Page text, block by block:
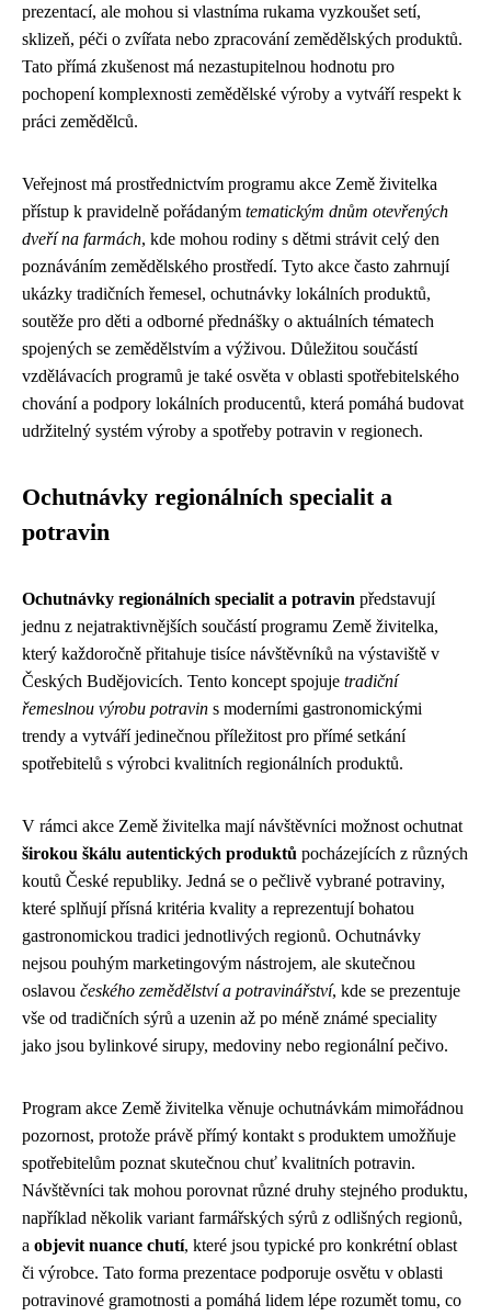
prezentací, ale mohou si vlastníma rukama vyzkoušet setí,
sklizeň, péči o zvířata nebo zpracování zemědělských produktů.
Tato přímá zkušenost má nezastupitelnou hodnotu pro
pochopení komplexnosti zemědělské výroby a vytváří respekt k
práci zemědělců.
Veřejnost má prostřednictvím programu akce Země živitelka
přístup k pravidelně pořádaným tematickým dnům otevřených
dveří na farmách, kde mohou rodiny s dětmi strávit celý den
poznáváním zemědělského prostředí. Tyto akce často zahrnují
ukázky tradičních řemesel, ochutnávky lokálních produktů,
soutěže pro děti a odborné přednášky o aktuálních tématech
spojených se zemědělstvím a výživou. Důležitou součástí
vzdělávacích programů je také osvěta v oblasti spotřebitelského
chování a podpory lokálních producentů, která pomáhá budovat
udržitelný systém výroby a spotřeby potravin v regionech.
Ochutnávky regionálních specialit a
potravin
Ochutnávky regionálních specialit a potravin představují
jednu z nejatraktivnějších součástí programu Země živitelka,
který každoročně přitahuje tisíce návštěvníků na výstaviště v
Českých Budějovicích. Tento koncept spojuje tradiční
řemeslnou výrobu potravin s moderními gastronomickými
trendy a vytváří jedinečnou příležitost pro přímé setkání
spotřebitelů s výrobci kvalitních regionálních produktů.
V rámci akce Země živitelka mají návštěvníci možnost ochutnat
širokou škálu autentických produktů pocházejících z různých
koutů České republiky. Jedná se o pečlivě vybrané potraviny,
které splňují přísná kritéria kvality a reprezentují bohatou
gastronomickou tradici jednotlivých regionů. Ochutnávky
nejsou pouhým marketingovým nástrojem, ale skutečnou
oslavou českého zemědělství a potravinářství, kde se prezentuje
vše od tradičních sýrů a uzenin až po méně známé speciality
jako jsou bylinkové sirupy, medoviny nebo regionální pečivo.
Program akce Země živitelka věnuje ochutnávkám mimořádnou
pozornost, protože právě přímý kontakt s produktem umožňuje
spotřebitelům poznat skutečnou chuť kvalitních potravin.
Návštěvníci tak mohou porovnat různé druhy stejného produktu,
například několik variant farmářských sýrů z odlišných regionů,
a objevit nuance chutí, které jsou typické pro konkrétní oblast
či výrobce. Tato forma prezentace podporuje osvětu v oblasti
potravinové gramotnosti a pomáhá lidem lépe rozumět tomu, co